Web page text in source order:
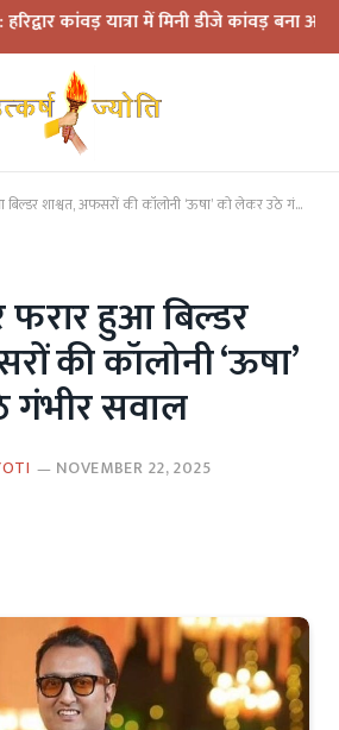
में मिनी डीजे कांवड़ बना आकर्षण धराली
शाश्वत, अफसरों की कॉलोनी ‘ऊषा’ को लेकर उठे गंभीर सवाल
हुआ बिल्डर
की कॉलोनी ‘ऊषा’
सवाल
NOVEMBER 22, 2025